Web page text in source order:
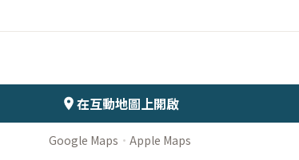
在互動地圖上開啟
Google Maps · Apple Maps